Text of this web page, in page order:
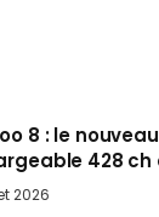
8 : le
428 ch
en Europe cet
2026